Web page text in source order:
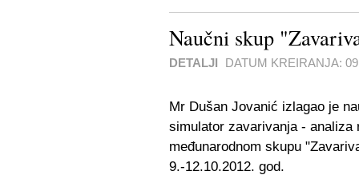
Naučni skup
DETALJI DATUM KREIRANJA:
Mr Dušan Jovanić izlagao je
simulator zavarivanja - analiza
međunarodnom skupu
9.-12.10.2012. god.